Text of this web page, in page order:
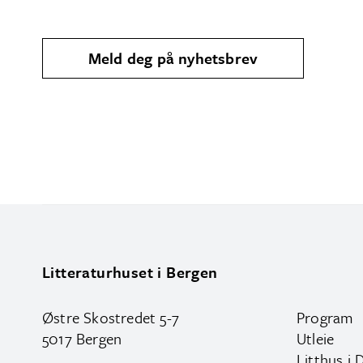
Meld deg på nyhetsbrev
Litteraturhuset i Bergen
Østre Skostredet 5-7
5017 Bergen
Program
Utleie